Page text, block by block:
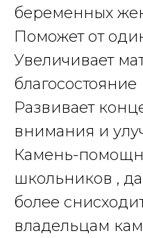
беременных
Поможет от
Увеличивает
благосостояние
Развивает
внимания и
Камень-
школьников , да
более
владельцам